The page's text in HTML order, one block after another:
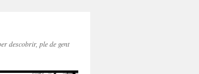
descobrir, ple de gent